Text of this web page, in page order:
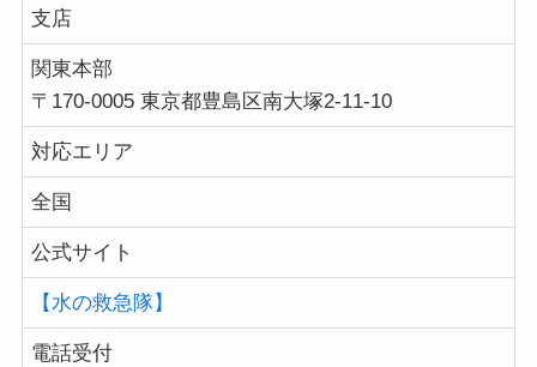
支店
関東本部
〒170-0005 東京都豊島区南大塚2-11-10
対応エリア
全国
公式サイト
【水の救急隊】
電話受付